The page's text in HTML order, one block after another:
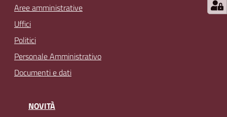
Aree amministrative
Uffici
Politici
Personale Amministrativo
Documenti e dati
NOVITÀ